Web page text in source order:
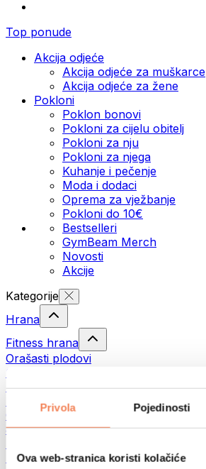
Privola Pojedinosti
Ova web-stranica koristi kolačiće
Top ponude
Akcija odjeće
Akcija odjeće za muškarce
Akcija odjeće za žene
Pokloni
Poklon bonovi
Pokloni za cijelu obitelj
Pokloni za nju
Pokloni za njega
Kuhanje i pečenje
Moda i dodaci
Oprema za vježbanje
Pokloni do 10€
Bestselleri
GymBeam Merch
Novosti
Akcije
Kategorije
Hrana
Fitness hrana
Orašasti plodovi
Sjemenke
Namazi i paste
Gotovi obroci
Jaja
Meso